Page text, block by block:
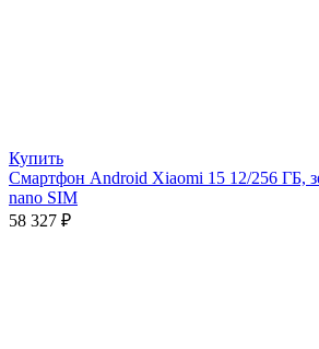
Купить
Смартфон Android Xiaomi 15 12/256 ГБ,
nano SIM
58 327 ₽